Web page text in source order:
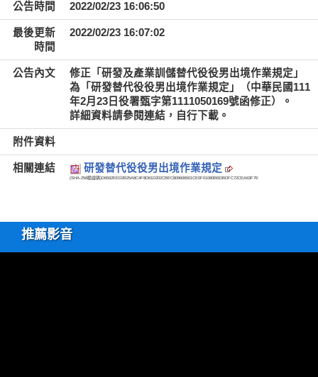
公告時間 2022/02/23 16:06:50
最後更新
時間
2022/02/23 16:07:02
公告內文
修正「研發及產業訓儲替代役役男出境作業規定」
為「研發替代役役男出境作業規定」（中華民國111
年2月23日役署甄字第1111050169號函修正）。
詳細資料請參閱連結，自行下載。
附件資料
相關連結 研發替代役役男出境作業規定
(SHA-256驗證碼)D6592EED2B25A8C4F8D61D202CBEC809606501CE0F01080BBDBDFC72CEA63F7E
推薦影音